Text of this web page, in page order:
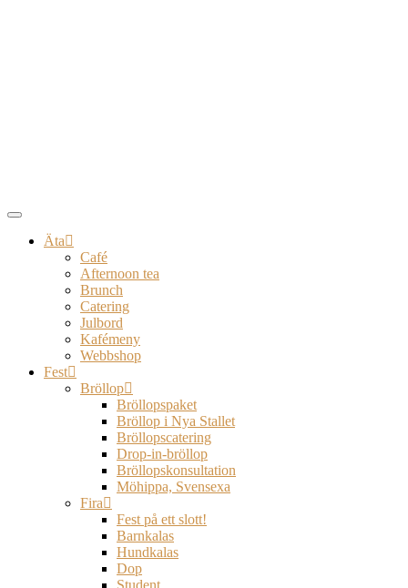
Äta
Café
Afternoon tea
Brunch
Catering
Julbord
Kafémeny
Webbshop
Fest
Bröllop
Bröllopspaket
Bröllop i Nya Stallet
Bröllopscatering
Drop-in-bröllop
Bröllopskonsultation
Möhippa, Svensexa
Fira
Fest på ett slott!
Barnkalas
Hundkalas
Dop
Student